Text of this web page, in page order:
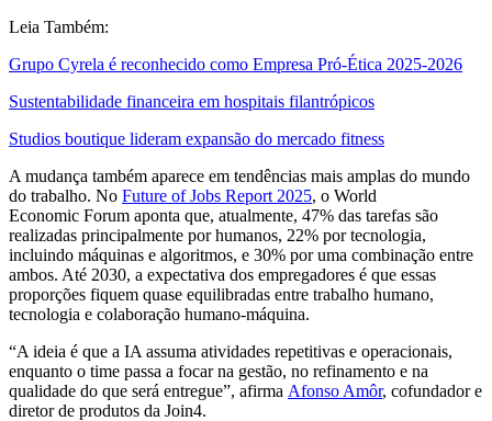
Leia Também:
Grupo Cyrela é reconhecido como Empresa Pró-Ética 2025-2026
Sustentabilidade financeira em hospitais filantrópicos
Studios boutique lideram expansão do mercado fitness
A mudança também aparece em tendências mais amplas do mundo
do trabalho. No Future of Jobs Report 2025, o World
Economic Forum aponta que, atualmente, 47% das tarefas são
realizadas principalmente por humanos, 22% por tecnologia,
incluindo máquinas e algoritmos, e 30% por uma combinação entre
ambos. Até 2030, a expectativa dos empregadores é que essas
proporções fiquem quase equilibradas entre trabalho humano,
tecnologia e colaboração humano-máquina.
“A ideia é que a IA assuma atividades repetitivas e operacionais,
enquanto o time passa a focar na gestão, no refinamento e na
qualidade do que será entregue”, afirma Afonso Amôr, cofundador e
diretor de produtos da Join4.